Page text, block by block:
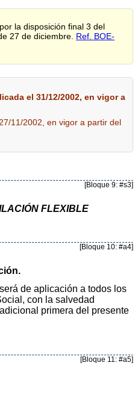
la disposición final 3 del
27 de diciembre. Ref. BOE-
el 31/12/2002, en vigor a
11/2002, en vigor a partir del
[Bloque 9: #s3]
FLEXIBLE
[Bloque 10: #a4]
de aplicación a todos los
con la salvedad
primera del presente
[Bloque 11: #a5]